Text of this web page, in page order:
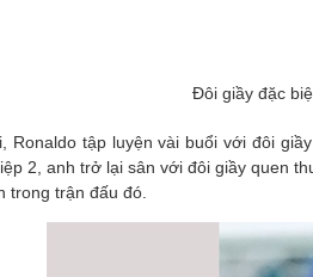
Đôi giầy đặc
Ronaldo tập luyện vài buổi với đôi
2, anh trở lại sân với đôi giầy quen
trong trận đấu đó.